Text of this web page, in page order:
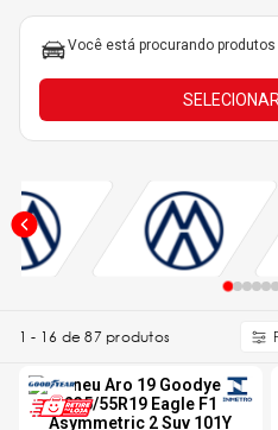
Você está procurando
1 - 16 de87produtos
4º 175 65r14
5º
185 65r15
9º